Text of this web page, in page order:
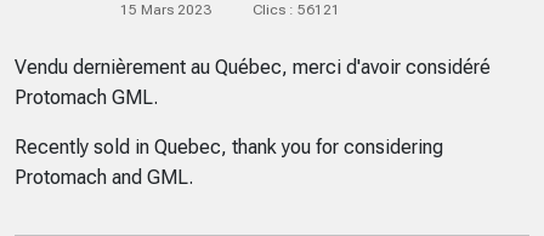
15 Mars 2023
Clics : 56121
Vendu dernièrement au Québec, merci d'avoir considéré
Protomach GML.
Recently sold in Quebec, thank you for considering
Protomach and GML.